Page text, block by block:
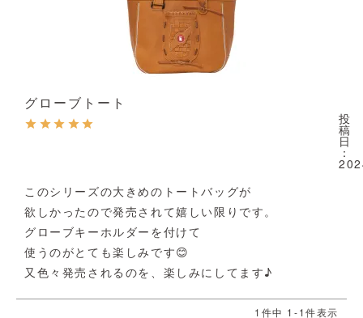
グローブトート
投
稿
日
このシリーズの大きめのトートバッグが
欲しかったので発売されて嬉しい限りです。
グローブキーホルダーを付けて
使うのがとても楽しみです😊
又色々発売されるのを、楽しみにしてます♪
1 件中 1 -1件表示